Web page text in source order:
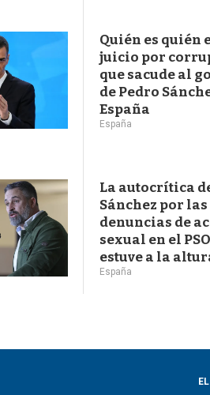
Quién es quién
juicio por
que sacude al
de Pedro
España
España
La autocrítica
Sánchez por las
denuncias de
sexual en el
estuve a la
España